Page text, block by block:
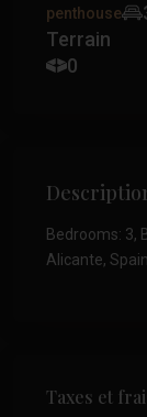
penthouse
Terrain
0
Bedrooms: 3,
Alicante, Spain
Taxes et